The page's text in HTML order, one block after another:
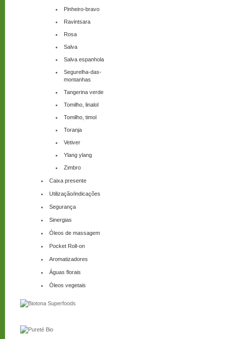
Pinheiro-bravo
Ravintsara
Rosa
Salva
Salva espanhola
Segurelha-das-
montanhas
Tangerina verde
Tomilho, linalol
Tomilho, timol
Toranja
Vetiver
Ylang ylang
Zimbro
Caixa presente
Utilização/indicações
Segurança
Sinergias
Óleos de massagem
Pocket Roll-on
Aromatizadores
Águas florais
Óleos vegetais